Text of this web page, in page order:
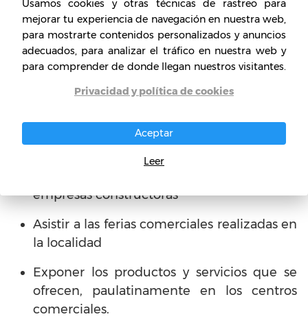
en un plan de ventas dirigido a esta empresa
son:
empresas constructoras
Asistir a las ferias comerciales realizadas en
la localidad
Exponer los productos y servicios que se
ofrecen, paulatinamente en los centros
comerciales.
Usamos cookies y otras técnicas de rastreo para
mejorar tu experiencia de navegación en nuestra web,
para mostrarte contenidos personalizados y anuncios
adecuados, para analizar el tráfico en nuestra web y
para comprender de donde llegan nuestros visitantes.
Privacidad y política de cookies
Aceptar
Leer